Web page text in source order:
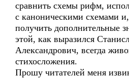
сравнить схемы рифм,
с каноническими схемами
получить дополнительные
этой, как выразился
Александрович, всегда
стихосложения.
Прошу читателей меня